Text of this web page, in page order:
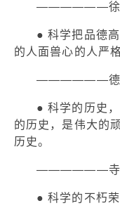
——————徐
● 科学把品德
的人面兽心的人严
——————德
● 科学的历史
的历史，是伟大的
历史。
——————寺
● 科学的不朽